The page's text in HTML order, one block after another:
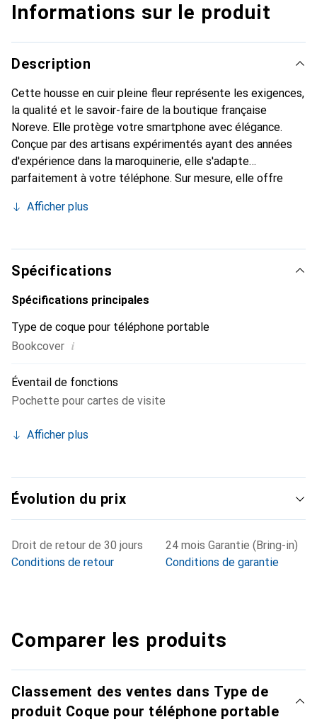
Informations sur le produit
Description
Cette housse en cuir pleine fleur représente les exigences,
la qualité et le savoir-faire de la boutique française
Noreve. Elle protège votre smartphone avec élégance.
Conçue par des artisans expérimentés ayant des années
d'expérience dans la maroquinerie, elle s'adapte
parfaitement à votre téléphone. Sur mesure, elle offre
seconde peau. Elle devient l'accessoire chic et
est reconnue internationalement pour ses produits de
haute qualité et constitue un choix fiable pour une
clientèle exigeante.
Afficher plus
Spécifications
Spécifications principales
Type de coque pour téléphone portable
Bookcover i
Éventail de fonctions
Pochette pour cartes de visite
Afficher plus
Évolution du prix
Droit de retour de 30 jours
Conditions de retour
24 mois Garantie (Bring-in)
Conditions de garantie
Comparer les produits
Classement des ventes dans Type de
produit Coque pour téléphone portable